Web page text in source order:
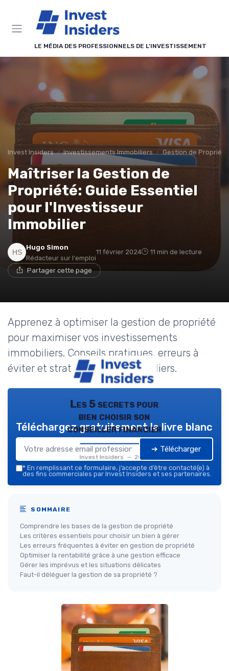
LE MÉDIA DES PROFESSIONNELS DE L'INVESTISSEMENT
Invest Insiders Investissements Immobiliers Gestion de Propriété
Maîtriser la Gestion de
Propriété: Guide Essentiel
pour l'Investisseur
Immobilier
Hugo Simon
Rédacteur sur l'emploi
11 février 2024 11 min de lecture
Partager cette page
Apprenez à optimiser la gestion de propriété
pour maximiser vos investissements
immobiliers. Conseils pratiques, erreurs à
éviter et stratégies pour particuliers.
Les 5 secrets pour
bien choisir son
conseiller financier
Invest Insiders — 2026
Téléchargez gratuitement le livre blanc
➔ Télécharger
* En remplissant ce formulaire, j’accepte d’être contacté(e) à
des fins commerciales par Invest Insiders et ses partenaires.
SOMMAIRE
Comprendre les bases de la gestion de propriété
Les critères essentiels pour choisir un bien à gérer
Les erreurs fréquentes à éviter en gestion de propriété
Optimiser la rentabilité grâce à une gestion efficace
Gérer les imprévus et les situations délicates
Faut-il déléguer la gestion de sa propriété ?